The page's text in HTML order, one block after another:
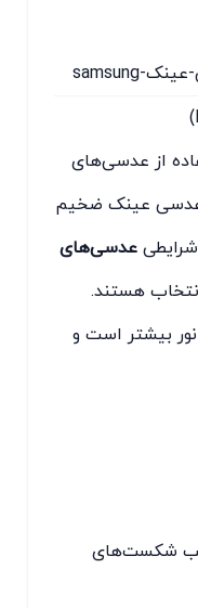
از عدسی‌های
عینک ضخیم
عدسی‌های
هستند.
بیشتر است و
شکست‌های